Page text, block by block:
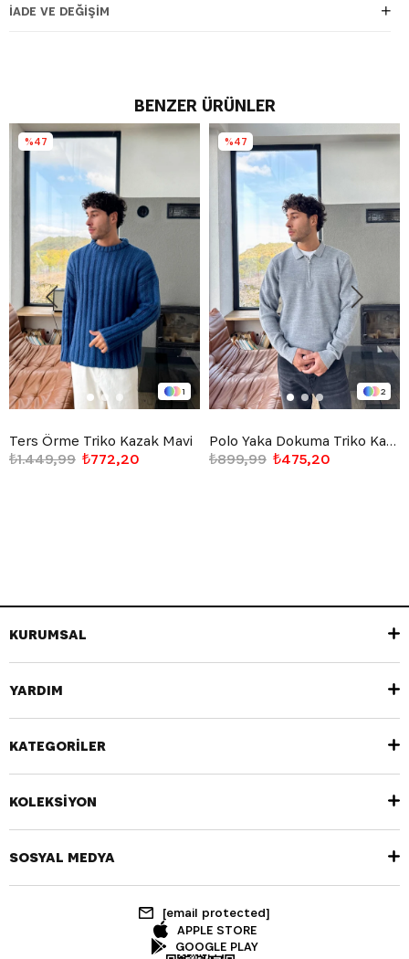
İADE VE DEĞIŞIM
BENZER ÜRÜNLER
1
Ters Örme Triko Kazak Mavi
₺772,20
₺1.449,99
%47
2
Polo Yaka Dokuma Triko Kazak Gri
₺475,20
₺899,99
%47
KURUMSAL
YARDIM
KATEGORİLER
KOLEKSİYON
SOSYAL MEDYA
[email protected]
APPLE STORE
GOOGLE PLAY